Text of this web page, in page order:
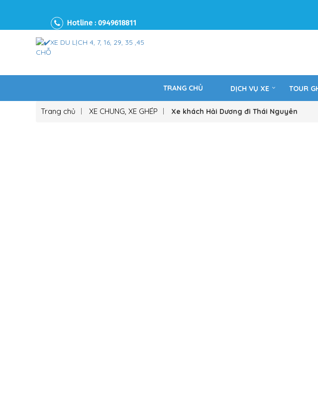
Hotline : 0949618811
TRANG CHỦ
DỊCH VỤ XE TOUR
Trang chủ XE CHUNG, XE GHÉP Xe khách Hải Dương đi Thái Nguyên